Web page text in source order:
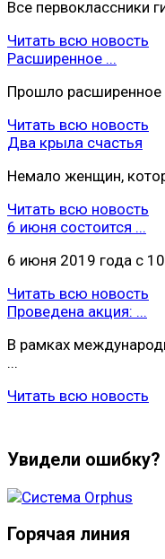
Все первоклассники
Читать всю новость
Расширенное ...
Прошло расширенное
Читать всю новость
Два крыла счастья
Немало женщин,
Читать всю новость
6 июня состоится ...
6 июня 2019 года с
Читать всю новость
Проведена акция: ...
В рамках
...
Читать всю новость
Увидели ошибку?
Горячая линия